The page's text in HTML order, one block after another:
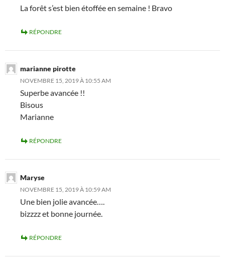
La forêt s’est bien étoffée en semaine ! Bravo
RÉPONDRE
marianne pirotte
NOVEMBRE 15, 2019 À 10:55 AM
Superbe avancée !!
Bisous
Marianne
RÉPONDRE
Maryse
NOVEMBRE 15, 2019 À 10:59 AM
Une bien jolie avancée….
bizzzz et bonne journée.
RÉPONDRE